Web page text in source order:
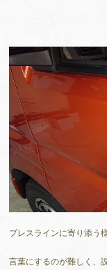
プレスラインに寄り添う
言葉にするのが難しく、